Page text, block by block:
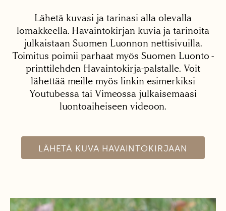
Lähetä kuvasi ja tarinasi alla olevalla
lomakkeella. Havaintokirjan kuvia ja tarinoita
julkaistaan Suomen Luonnon nettisivuilla.
Toimitus poimii parhaat myös Suomen Luonto -
printtilehden Havaintokirja-palstalle. Voit
lähettää meille myös linkin esimerkiksi
Youtubessa tai Vimeossa julkaisemaasi
luontoaiheiseen videoon.
LÄHETÄ KUVA HAVAINTOKIRJAAN